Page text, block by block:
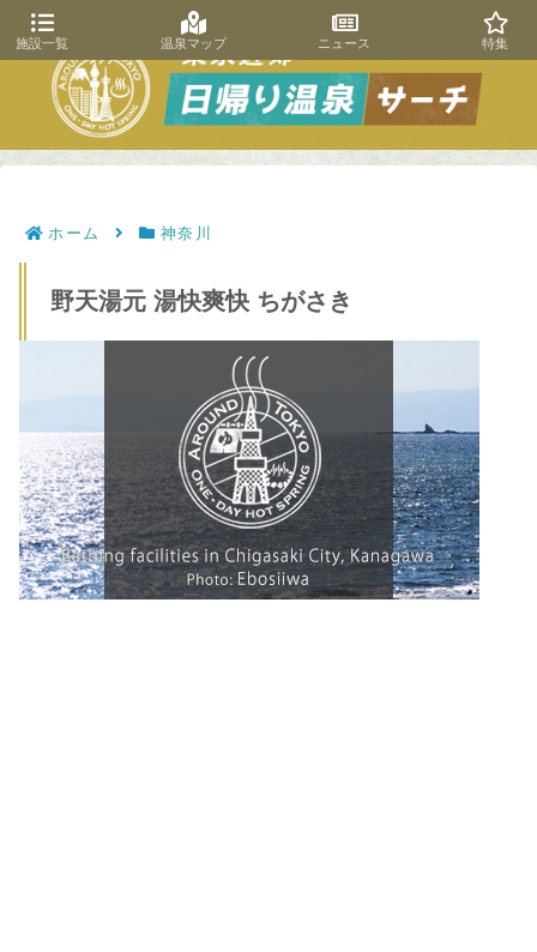
ホーム 神奈川
野天湯元 湯快爽快 ちがさき
施設一覧 温泉マップ ニュース 特集